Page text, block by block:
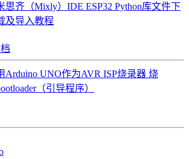
思齐（Mixly）IDE ESP32 Python库文件下
及导入教程
Arduino UNO作为AVR ISP烧录器 烧
（引导程序）